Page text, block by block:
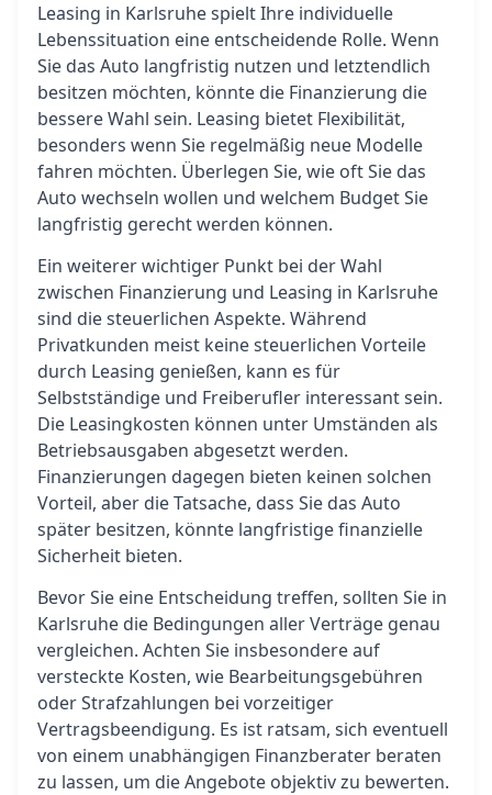
Leasing in Karlsruhe spielt Ihre individuelle
Lebenssituation eine entscheidende Rolle. Wenn
Sie das Auto langfristig nutzen und letztendlich
besitzen möchten, könnte die Finanzierung die
bessere Wahl sein. Leasing bietet Flexibilität,
besonders wenn Sie regelmäßig neue Modelle
fahren möchten. Überlegen Sie, wie oft Sie das
Auto wechseln wollen und welchem Budget Sie
langfristig gerecht werden können.
Ein weiterer wichtiger Punkt bei der Wahl
zwischen Finanzierung und Leasing in Karlsruhe
sind die steuerlichen Aspekte. Während
Privatkunden meist keine steuerlichen Vorteile
durch Leasing genießen, kann es für
Selbstständige und Freiberufler interessant sein.
Die Leasingkosten können unter Umständen als
Betriebsausgaben abgesetzt werden.
Finanzierungen dagegen bieten keinen solchen
Vorteil, aber die Tatsache, dass Sie das Auto
später besitzen, könnte langfristige finanzielle
Sicherheit bieten.
Bevor Sie eine Entscheidung treffen, sollten Sie in
Karlsruhe die Bedingungen aller Verträge genau
vergleichen. Achten Sie insbesondere auf
versteckte Kosten, wie Bearbeitungsgebühren
oder Strafzahlungen bei vorzeitiger
Vertragsbeendigung. Es ist ratsam, sich eventuell
von einem unabhängigen Finanzberater beraten
zu lassen, um die Angebote objektiv zu bewerten.